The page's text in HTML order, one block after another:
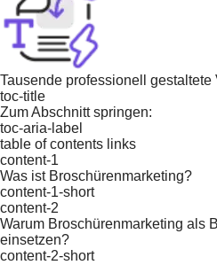
Tausende professionell gestaltete
toc-title
Zum Abschnitt springen:
toc-aria-label
table of contents links
content-1
Was ist Broschürenmarketing?
content-1-short
content-2
Warum Broschürenmarketing als
einsetzen?
content-2-short